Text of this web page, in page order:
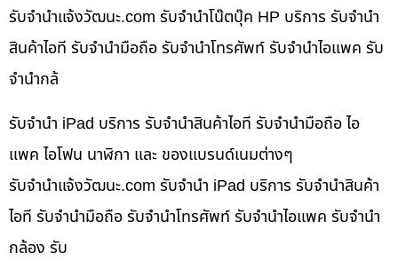
รับจํานําแจ้งวัฒนะ.com รับจำนำโน๊ตบุ๊ค HP บริการ รับจำนำ
สินค้าไอที รับจำนำมือถือ รับจำนำโทรศัพท์ รับจำนำไอแพค รับ
จำนำกล้
รับจำนำ iPad บริการ รับจำนำสินค้าไอที รับจำนำมือถือ ไอ
แพค ไอโฟน นาฬิกา และ ของแบรนด์เนมต่างๆ
รับจํานําแจ้งวัฒนะ.com รับจำนำ iPad บริการ รับจำนำสินค้า
ไอที รับจำนำมือถือ รับจำนำโทรศัพท์ รับจำนำไอแพค รับจำนำ
กล้อง รับ